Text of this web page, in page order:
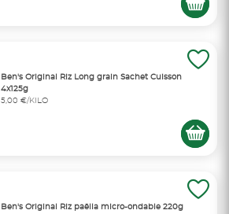
Ben's Original Riz Long grain Sachet Cuisson
4x125g
5,00 €/KILO
Ben's Original Riz paëlla micro-ondable 220g